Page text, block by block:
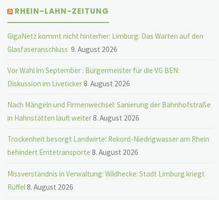
RHEIN-LAHN-ZEITUNG
GigaNetz kommt nicht hinterher: Limburg: Das Warten auf den
Glasfaseranschluss 9. August 2026
Vor Wahl im September : Bürgermeister für die VG BEN:
Diskussion im Liveticker8. August 2026
Nach Mängeln und Firmenwechsel: Sanierung der Bahnhofstraße
in Hahnstätten läuft weiter8. August 2026
Trockenheit besorgt Landwirte: Rekord-Niedrigwasser am Rhein
behindert Erntetransporte 8. August 2026
Missverständnis in Verwaltung: Wildhecke: Stadt Limburg kriegt
Rüffel8. August 2026